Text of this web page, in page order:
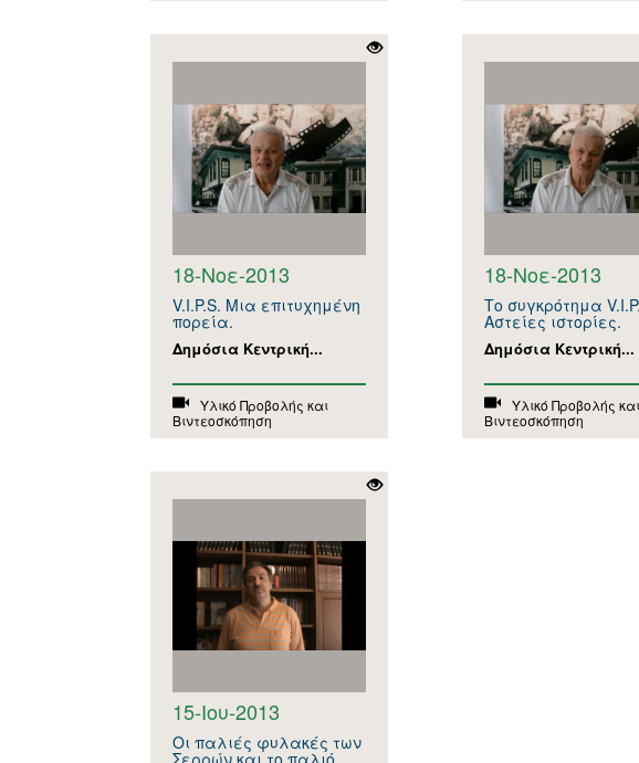
18-Νοε-2013
V.I.P.S. Μια επιτυχημένη
πορεία.
Δημόσια Κεντρική...
Υλικό Προβολής και
Βιντεοσκόπηση
18-Νοε-2013
Το συγκρότημα
Αστείες ιστορίες.
Δημόσια Κεντρική...
Υλικό Προβολής και
Βιντεοσκόπηση
15-Ιου-2013
Οι παλιές φυλακές των
Σερρών και το παλιό...